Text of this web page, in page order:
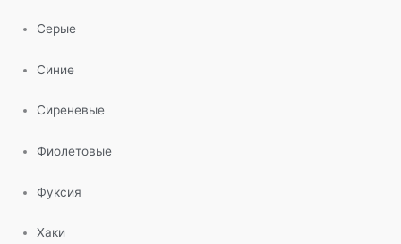
Серые
Синие
Сиреневые
Фиолетовые
Фуксия
Хаки